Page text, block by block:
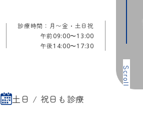
診療時間：月〜金・土日祝
午前09:00〜13:00
午後14:00〜17:30
土日 / 祝日も診療
Scroll